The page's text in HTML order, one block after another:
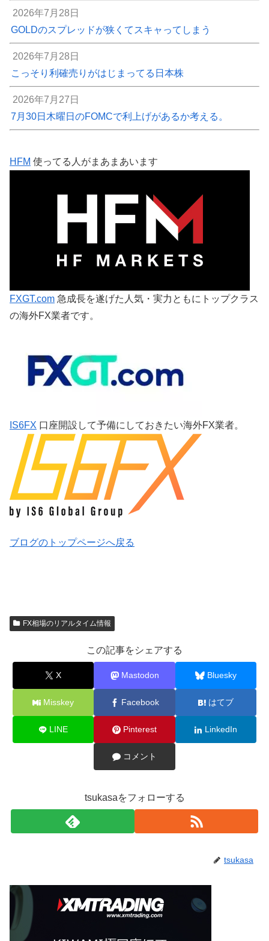
2026年7月28日
GOLDのスプレッドが狭くてスキャってしまう
2026年7月28日
こっそり利確売りがはじまってる日本株
2026年7月27日
7月30日木曜日のFOMCで利上げがあるか考える。
HFM 使ってる人がまあまあいます
FXGT.com 急成長を遂げた人気・実力ともにトップクラス
の海外FX業者です。
IS6FX 口座開設して予備にしておきたい海外FX業者。
ブログのトップページへ戻る
FX相場のリアルタイム情報
この記事をシェアする
X Mastodon Bluesky
Misskey Facebook はてブ
LINE Pinterest LinkedIn
コメント
tsukasaをフォローする
tsukasa